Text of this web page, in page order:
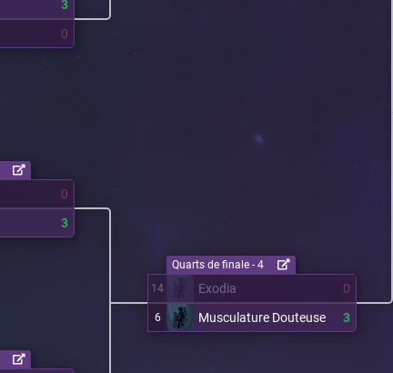
3
0
0
3
14 Exodia 0
6 Musculature Douteuse 3
Quarts de finale - 4